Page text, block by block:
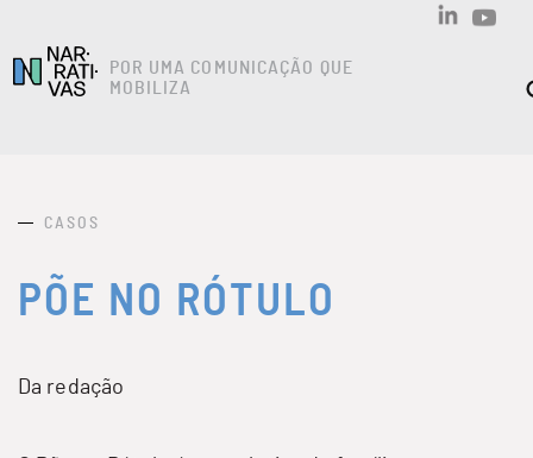
POR UMA COMUNICAÇÃO QUE
MOBILIZA
CASOS
PÕE NO RÓTULO
Da redação